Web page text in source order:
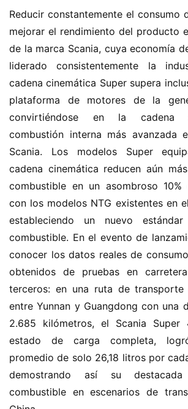
Reducir constantemente el consumo
mejorar el rendimiento del producto
de la marca Scania, cuya economía
liderado consistentemente la
cadena cinemática Super supera
plataforma de motores de la
convirtiéndose en la cadena
combustión interna más avanzada
Scania. Los modelos Super
cadena cinemática reducen aún
combustible en un asombroso 10%
con los modelos NTG existentes en
estableciendo un nuevo
combustible. En el evento de
conocer los datos reales de
obtenidos de pruebas en
terceros: en una ruta de
entre Yunnan y Guangdong con una
2.685 kilómetros, el Scania
estado de carga completa,
promedio de solo 26,18 litros por
demostrando así su
combustible en escenarios de